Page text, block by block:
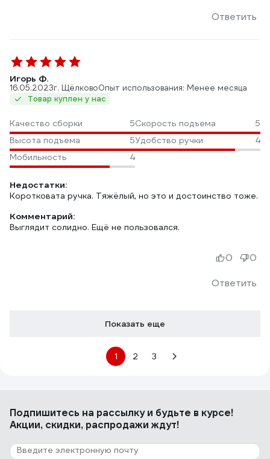
Ответить
Игорь Ф.
16.05.2023г. ЩёлковоОпыт использования: Менее месяца
Товар куплен у нас
Качество сборки 5Скорость подъема
5
Высота подъема
5Удобство ручки
4
Мобильность
4
Недостатки:
Коротковата ручка. Тяжёлый, но это и достоинство тоже.
Комментарий:
Выглядит солидно. Ещё не пользовался.
Ответить
0 0
Показать еще
1 2 3
Подпишитесь на рассылкуи будьте в курсе!
Акции, скидки, распродажи ждут!